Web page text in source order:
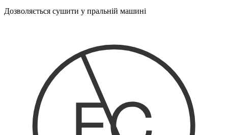
Дозволяється сушити у пральній машині